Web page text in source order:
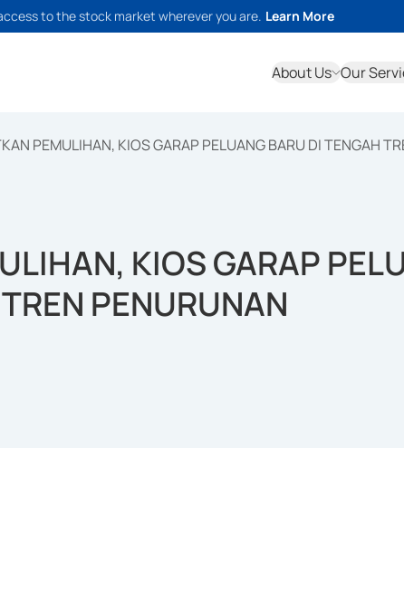
to the stock market wherever you are. Learn More
About Us Our
PEMULIHAN, KIOS GARAP PELUANG BARU DI TENGAH
KIOS GARAP
PENURUNAN